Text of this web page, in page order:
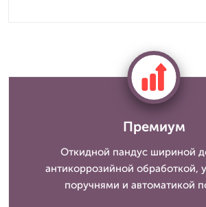
Премиум
Откидной пандус шириной
антикоррозийной обработкой,
поручнями и автоматикой